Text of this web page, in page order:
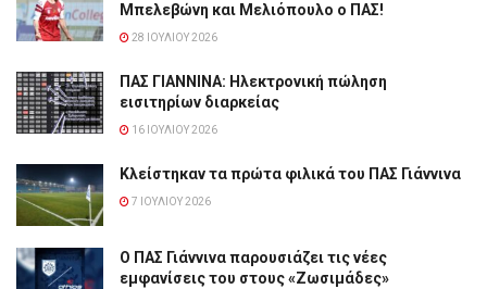
Μπελεβώνη και Μελιόπουλο ο ΠΑΣ!
28 ΙΟΥΛΊΟΥ 2026
ΠΑΣ ΓΙΑΝΝΙΝΑ: Hλεκτρονική πώληση
εισιτηρίων διαρκείας
16 ΙΟΥΛΊΟΥ 2026
Κλείστηκαν τα πρώτα φιλικά του ΠΑΣ Γιάννινα
7 ΙΟΥΛΊΟΥ 2026
Ο ΠΑΣ Γιάννινα παρουσιάζει τις νέες
εμφανίσεις του στους «Ζωσιμάδες»